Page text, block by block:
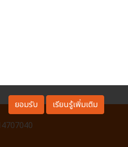
ยอมรับ เรียนรู้เพิ่มเติม